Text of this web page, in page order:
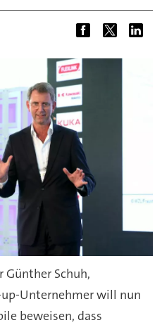
Günther Schuh,
Unternehmer will nun
beweisen, dass